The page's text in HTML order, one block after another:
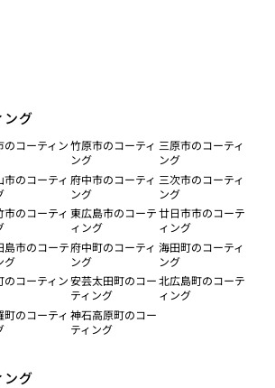
ング
のコーティン竹原市のコーティ
ング
三原市のコーティ
ング
市のコーティ 府中市のコーティ
ング
三次市のコーティ
ング
市のコーティ 東広島市のコーテ
ィング
廿日市市のコーテ
ィング
島市のコーテ
グ
府中町のコーティ
ング
海田町のコーティ
ング
のコーティン安芸太田町のコー
ティング
北広島町のコーテ
ィング
町のコーティ 神石高原町のコー
ティング
ング